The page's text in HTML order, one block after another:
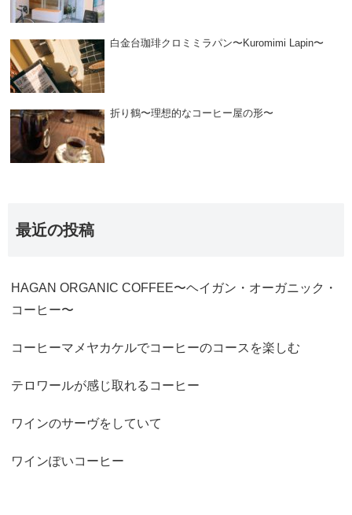
白金台珈琲クロミミラパン〜Kuromimi Lapin〜
折り鶴〜理想的なコーヒー屋の形〜
最近の投稿
HAGAN ORGANIC COFFEE〜ヘイガン・オーガニック・
コーヒー〜
コーヒーマメヤカケルでコーヒーのコースを楽しむ
テロワールが感じ取れるコーヒー
ワインのサーヴをしていて
ワインぽいコーヒー